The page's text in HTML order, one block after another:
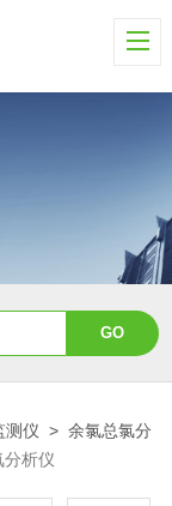
测仪 >余氯总氯分
析仪